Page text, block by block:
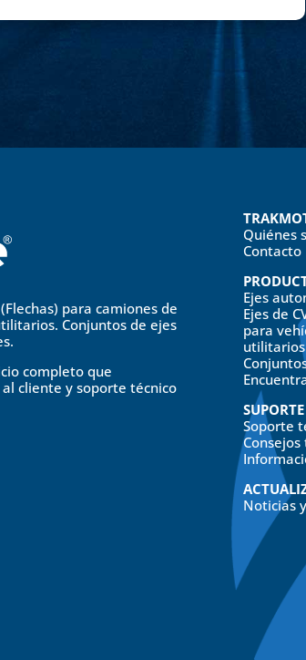
para camiones de
Conjuntos de ejes
completo que
cliente y soporte técnico
Quiénes
Contacto
Ejes
Ejes de
para
utilitarios
Soporte
Consejos
Noticias